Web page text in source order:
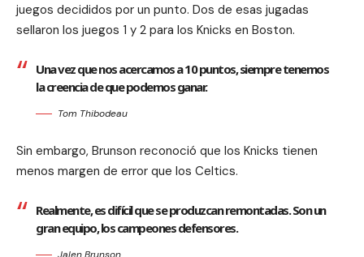
juegos decididos por un punto. Dos de esas jugadas
sellaron los juegos 1 y 2 para los Knicks en Boston.
Una vez que nos acercamos a 10 puntos, siempre tenemos
la creencia de que podemos ganar.
Tom Thibodeau
Sin embargo, Brunson reconoció que los Knicks tienen
menos margen de error que los Celtics.
Realmente, es difícil que se produzcan remontadas. Son un
gran equipo, los campeones defensores.
Jalen Brunson